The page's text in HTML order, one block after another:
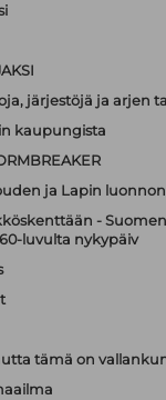
järjestöjä ja arjen
kaupungista
ja Lapin
-
luvulta nykypäiv
tämä on